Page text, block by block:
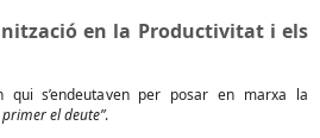
en la Productivitat i els
qui s’endeutaven per posar en marxa la
el deute”.